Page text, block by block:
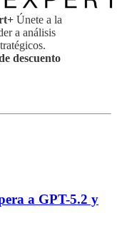
Únete a la
a análisis
descuento
a GPT-5.2 y